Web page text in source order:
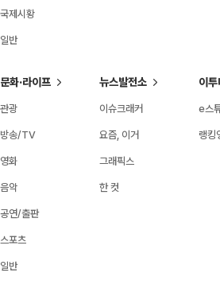
국제시황
일반
문화·라이프
관광
방송/TV
영화
음악
공연/출판
스포츠
일반
뉴스발전소
이슈크래커
요즘, 이거
그래픽스
한 컷
이
e스
랭킹